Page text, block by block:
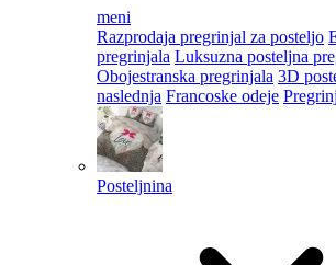
meni
Razprodaja pregrinjal za posteljo
pregrinjala Luksuzna posteljna
Obojestranska pregrinjala 3D
naslednja Francoske odeje
Posteljnina